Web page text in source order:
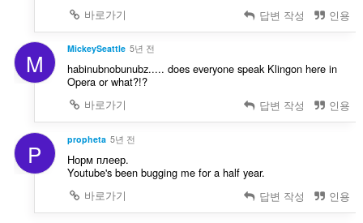
바로가기
답변 작성 인용
M MickeySeattle 5년 전
habinubnobunubz..... does everyone speak Klingon here in
Opera or what?!?
바로가기
답변 작성 인용
P propheta 5년 전
Норм плеер.
Youtube's been bugging me for a half year.
바로가기
답변 작성 인용